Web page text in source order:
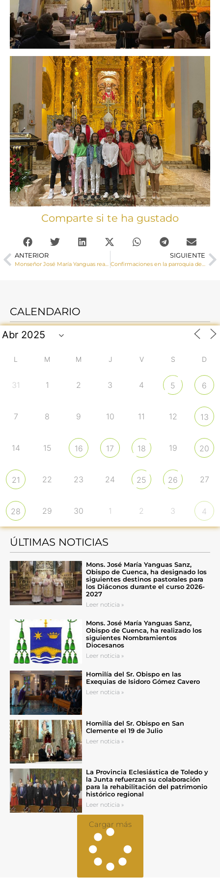
Comparte si te ha gustado
ANTERIOR
Monseñor José María Yanguas realiza una Visita Pastoral a Cañada Juncosa y Torrubia del Castillo
SIGUIENTE
Confirmaciones en la parroquia de Casas de Haro
CALENDARIO
L M M J V S D
31 1 2 3 4 5 6
7 8 9 10 11 12 13
14 15 16 17 18 19 20
21 22 23 24 25 26 27
28 29 30 1 2 3 4
ÚLTIMAS NOTICIAS
Mons. José María Yanguas Sanz,
Obispo de Cuenca, ha designado los
siguientes destinos pastorales para
los Diáconos durante el curso 2026-
2027
Leer noticia »
Mons. José María Yanguas Sanz,
Obispo de Cuenca, ha realizado los
siguientes Nombramientos
Diocesanos
Leer noticia »
Homilía del Sr. Obispo en las
Exequias de Isidoro Gómez Cavero
Leer noticia »
Homilía del Sr. Obispo en San
Clemente el 19 de Julio
Leer noticia »
La Provincia Eclesiástica de Toledo y
la Junta refuerzan su colaboración
para la rehabilitación del patrimonio
histórico regional
Leer noticia »
Cargar más